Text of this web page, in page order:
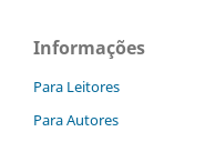
Informações
Para Leitores
Para Autores